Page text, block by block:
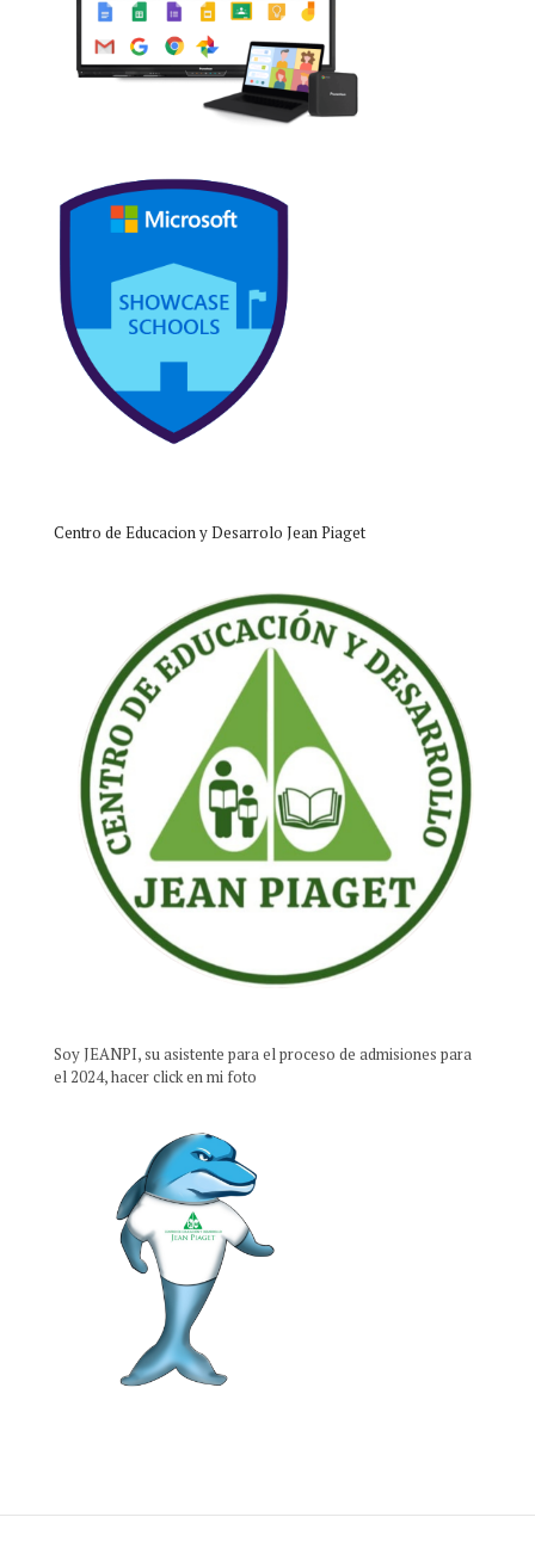
Centro de Educacion y Desarrolo Jean Piaget
Soy JEANPI, su asistente para el proceso de admisiones para
el 2024, hacer click en mi foto